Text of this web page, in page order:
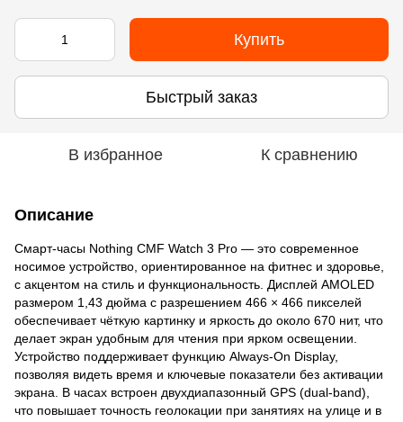
Купить
Быстрый заказ
В избранное К сравнению
Описание
Смарт-часы Nothing CMF Watch 3 Pro — это современное
носимое устройство, ориентированное на фитнес и здоровье,
с акцентом на стиль и функциональность. Дисплей AMOLED
размером 1,43 дюйма с разрешением 466 × 466 пикселей
обеспечивает чёткую картинку и яркость до около 670 нит, что
делает экран удобным для чтения при ярком освещении.
Устройство поддерживает функцию Always-On Display,
позволяя видеть время и ключевые показатели без активации
экрана. В часах встроен двухдиапазонный GPS (dual-band),
что повышает точность геолокации при занятиях на улице и в